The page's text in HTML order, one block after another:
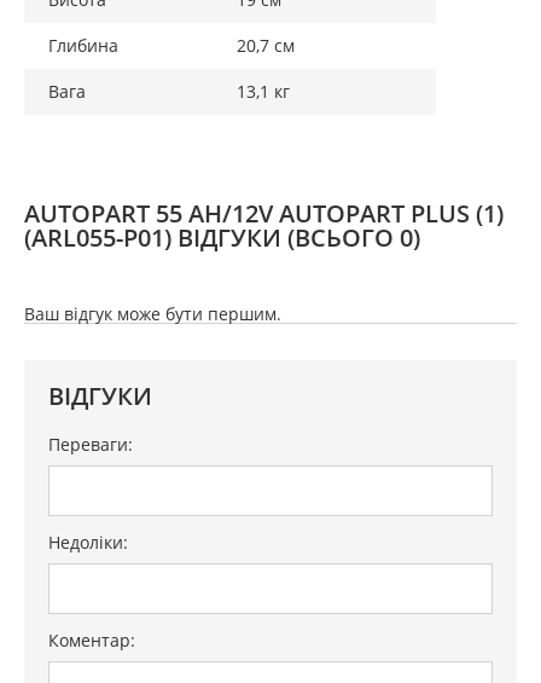
Глибина
20,7 см
Вага
13,1 кг
AUTOPART 55 AH/12V AUTOPART PLUS (1)
(ARL055-P01) ВІДГУКИ (ВСЬОГО 0)
Ваш відгук може бути першим.
ВІДГУКИ
Переваги:
Недоліки:
Коментар: